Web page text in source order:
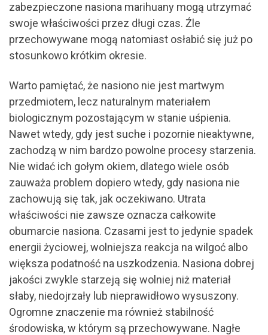
zabezpieczone nasiona marihuany mogą utrzymać
swoje właściwości przez długi czas. Źle
przechowywane mogą natomiast osłabić się już po
stosunkowo krótkim okresie.
Warto pamiętać, że nasiono nie jest martwym
przedmiotem, lecz naturalnym materiałem
biologicznym pozostającym w stanie uśpienia.
Nawet wtedy, gdy jest suche i pozornie nieaktywne,
zachodzą w nim bardzo powolne procesy starzenia.
Nie widać ich gołym okiem, dlatego wiele osób
zauważa problem dopiero wtedy, gdy nasiona nie
zachowują się tak, jak oczekiwano. Utrata
właściwości nie zawsze oznacza całkowite
obumarcie nasiona. Czasami jest to jedynie spadek
energii życiowej, wolniejsza reakcja na wilgoć albo
większa podatność na uszkodzenia. Nasiona dobrej
jakości zwykle starzeją się wolniej niż materiał
słaby, niedojrzały lub nieprawidłowo wysuszony.
Ogromne znaczenie ma również stabilność
środowiska, w którym są przechowywane. Nagłe